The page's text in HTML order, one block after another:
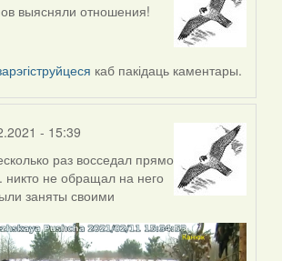
выясняли отношения!
каб пакідаць каментары.
- 15:39
раз восседал прямо
никто не обращал на него
заняты своими